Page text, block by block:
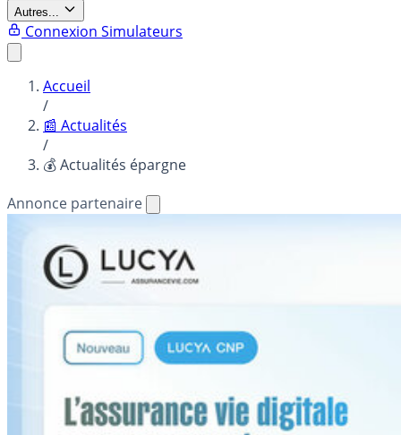
Autres...
Connexion Simulateurs
Accueil
/
📰 Actualités
/
💰 Actualités épargne
Annonce partenaire